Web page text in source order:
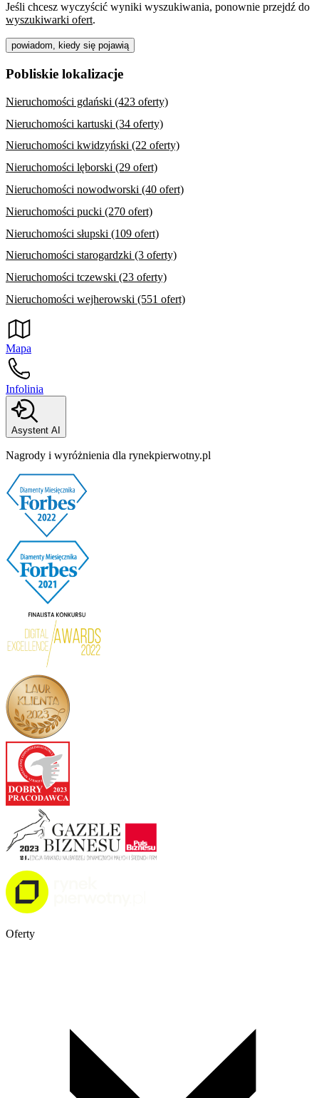
Jeśli chcesz wyczyścić wyniki wyszukiwania, ponownie przejdź do
wyszukiwarki ofert.
powiadom, kiedy się pojawią
Pobliskie lokalizacje
Nieruchomości gdański (423 oferty)
Nieruchomości kartuski (34 oferty)
Nieruchomości kwidzyński (22 oferty)
Nieruchomości lęborski (29 ofert)
Nieruchomości nowodworski (40 ofert)
Nieruchomości pucki (270 ofert)
Nieruchomości słupski (109 ofert)
Nieruchomości starogardzki (3 oferty)
Nieruchomości tczewski (23 oferty)
Nieruchomości wejherowski (551 ofert)
Mapa
Infolinia
Asystent AI
Nagrody i wyróżnienia dla rynekpierwotny.pl
Oferty